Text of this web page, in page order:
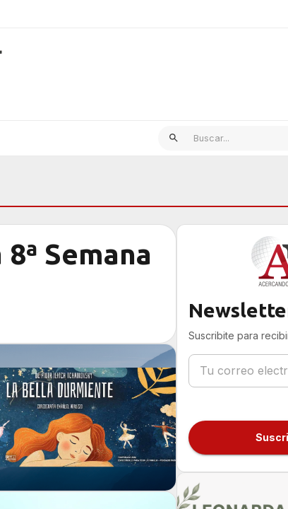
Semana
Suscribite para